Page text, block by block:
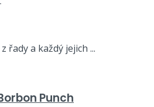
a každý jejich ...
Punch